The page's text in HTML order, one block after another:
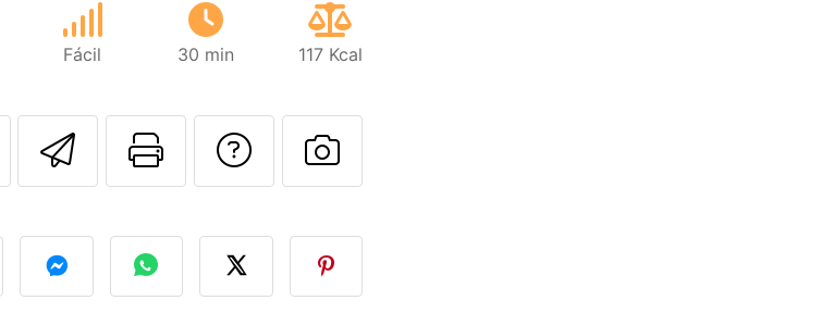
Fácil 30 min 117 Kcal
Enviar esta receta a un amigo
Imprimir esta página
Preguntar al autor
Publicar la foto de esta receta